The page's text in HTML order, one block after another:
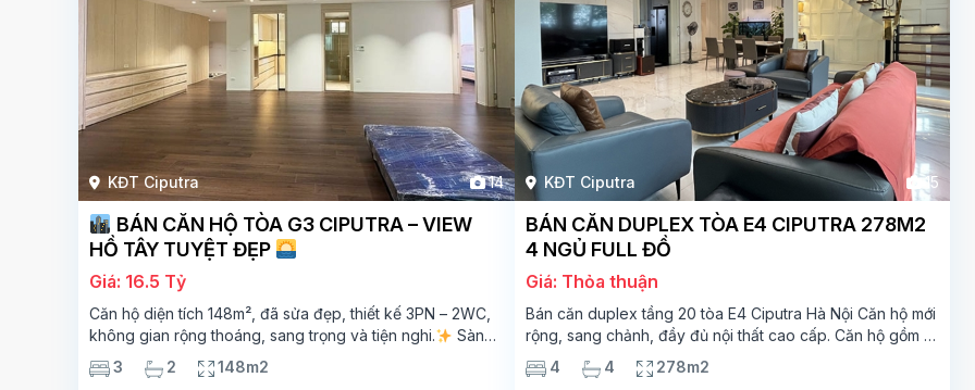
KĐT Ciputra 14
BÁN CĂN HỘ TÒA G3 CIPUTRA – VIEW
HỒ TÂY TUYỆT ĐẸP
Giá: 16.5 Tỷ
Căn hộ diện tích 148m², đã sửa đẹp, thiết kế 3PN – 2WC,
không gian rộng thoáng, sang trọng và tiện nghi.
Sàn
gỗ cao cấp, ánh sáng tự nhiên chan hòa, view hồ Tây đắt
giá – mang lại
3 2 148m2
KĐT Ciputra 15
BÁN CĂN DUPLEX TÒA E4 CIPUTRA 278M2
4 NGỦ FULL ĐỒ
Giá: Thỏa thuận
Bán căn duplex tầng 20 tòa E4 Ciputra Hà Nội Căn hộ mới
rộng, sang chảnh, đầy đủ nội thất cao cấp. Căn hộ gồm 2
tầng. Tầng 1 rộng 142m2 bao gồm phòng khách, phòng
ăn, phòng bếp, 2 phòng ngủ,
4 4 278m2